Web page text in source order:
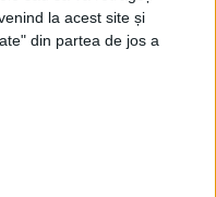
la acest site și
din partea de jos a
aparentă a